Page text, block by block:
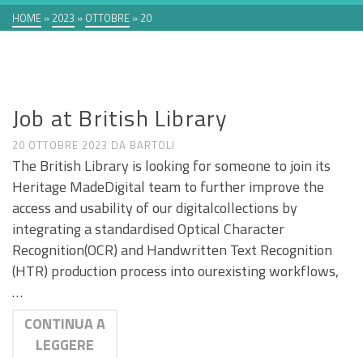
HOME » 2023 » OTTOBRE » 20
Job at British Library
20 OTTOBRE 2023 DA BARTOLI
The British Library is looking for someone to join its
Heritage MadeDigital team to further improve the
access and usability of our digitalcollections by
integrating a standardised Optical Character
Recognition(OCR) and Handwritten Text Recognition
(HTR) production process into ourexisting workflows,
…
CONTINUA A
LEGGERE